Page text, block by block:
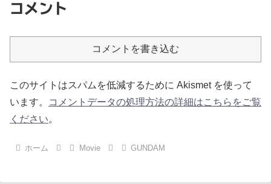
コメント
コメントを書き込む
このサイトはスパムを低減するために Akismet を使って
います。
コメントデータの処理方法の詳細はこちらをご覧
ください。
ホーム Movie GUNDAM